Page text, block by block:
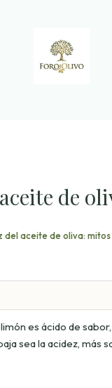
de
del aceite de oliva:
es ácido de
sea la acidez, más